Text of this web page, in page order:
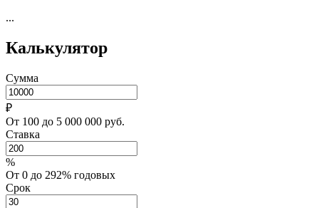
...
Калькулятор
Сумма
₽
От 100 до 5 000 000 руб.
Ставка
%
От 0 до 292% годовых
Срок